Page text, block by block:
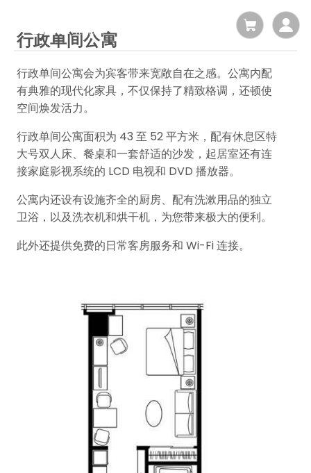
行政单间公寓
行政单间公寓会为宾客带来宽敞自在之感。公寓内配
有典雅的现代化家具，不仅保持了精致格调，还顿使
空间焕发活力。
行政单间公寓面积为 43 至 52 平方米，配有休息区特
大号双人床、餐桌和一套舒适的沙发，起居室还有连
接家庭影视系统的 LCD 电视和 DVD 播放器。
公寓内还设有设施齐全的厨房、配有洗漱用品的独立
卫浴，以及洗衣机和烘干机，为您带来极大的便利。
此外还提供免费的日常客房服务和 Wi-Fi 连接。